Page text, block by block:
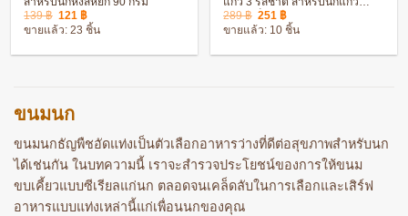
139฿ Original
price
was:
121 ฿Current
price
is:
ขายแล้ว: 23 ชิ้น
ขนาดเล็ก – ขนาดใหญ่ นกแก้ว
นกค๊อกคาเทล นกแอฟริกันเกรย์
289฿ Original
price
was:
251 ฿Current
price
is:
ขายแล้ว: 10 ชิ้น
ขนมนก
ขนมนกธัญพืชอัดแท่งเป็นตัวเลือกอาหารว่างที่ดีต่อสุขภาพสำหรับนก
ได้เช่นกัน ในบทความนี้ เราจะสำรวจประโยชน์ของการให้ขนม
ขบเคี้ยวแบบซีเรียลแก่นก ตลอดจนเคล็ดลับในการเลือกและเสิร์ฟ
อาหารแบบแท่งเหล่านี้แก่เพื่อนนกของคุณ